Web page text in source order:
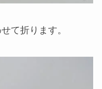
て折ります。